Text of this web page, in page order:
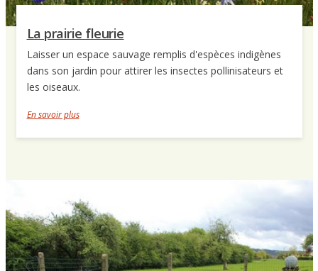
La prairie fleurie
Laisser un espace sauvage remplis d'espèces indigènes
dans son jardin pour attirer les insectes pollinisateurs et
les oiseaux.
En savoir plus